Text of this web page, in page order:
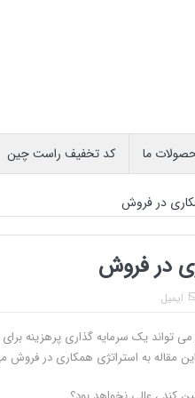
ما کد تخفیف راست چین
در فروش
در فروش
ایمیل
یک سرمایه گذاری پرهزینه برای
مقاله به استراتژی همکاری در فروش